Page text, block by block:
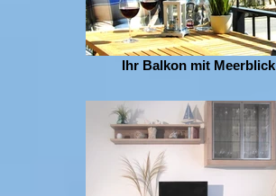
Ihr Balkon mit Meerblick